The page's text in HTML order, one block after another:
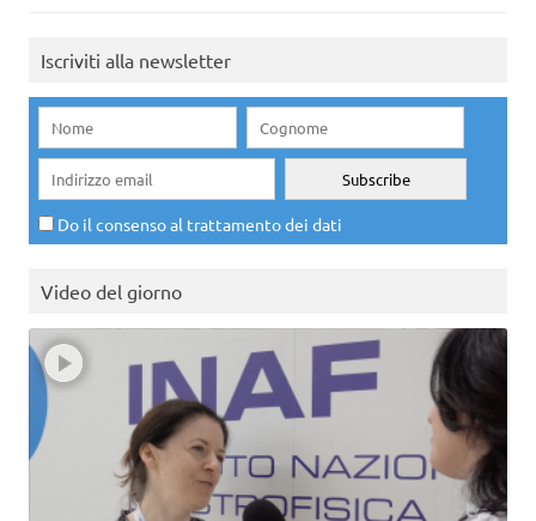
Iscriviti alla newsletter
Do il consenso al trattamento dei dati
Video del giorno